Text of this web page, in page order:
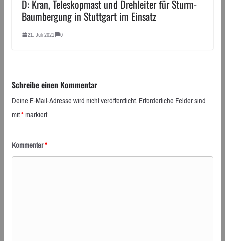
D: Kran, Teleskopmast und Drehleiter für Sturm-
Baumbergung in Stuttgart im Einsatz
21. Juli 2021 0
Schreibe einen Kommentar
Deine E-Mail-Adresse wird nicht veröffentlicht.Erforderliche Felder sind
mit*markiert
Kommentar*